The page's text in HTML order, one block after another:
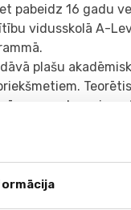
pabeidz 16 gadu
vidusskolā A-
plašu
ar
apgūs šādus